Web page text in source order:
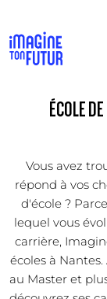
ÉCOLE
Vous avez
répond à vos
d'école ?
lequel vous
carrière,
écoles à
au Master et